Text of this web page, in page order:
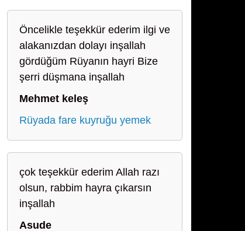
Öncelikle teşekkür ederim ilgi ve
alakanızdan dolayı inşallah
gördüğüm Rüyanın hayri Bize
şerri düşmana inşallah
Mehmet keleş
Rüyada fare kuyruğu yemek
çok teşekkür ederim Allah razı
olsun, rabbim hayra çıkarsın
inşallah
Asude